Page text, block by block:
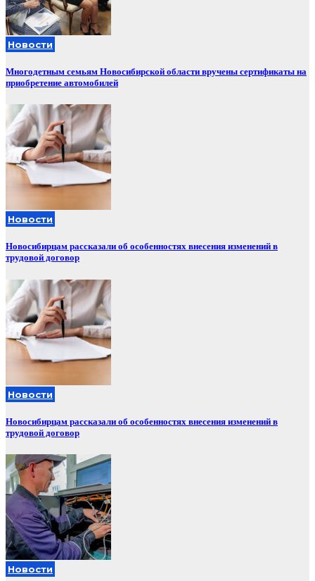
Новости
Многодетным семьям Новосибирской области вручены сертификаты на
приобретение автомобилей
Новости
Новосибирцам рассказали об особенностях внесения изменений в
трудовой договор
Новости
Новосибирцам рассказали об особенностях внесения изменений в
трудовой договор
Новости